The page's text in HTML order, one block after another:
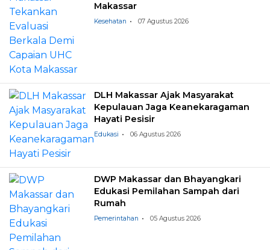
Makassar
Kesehatan 07 Agustus 2026
DLH Makassar Ajak Masyarakat
Kepulauan Jaga Keanekaragaman
Hayati Pesisir
Edukasi 06 Agustus 2026
DWP Makassar dan Bhayangkari
Edukasi Pemilahan Sampah dari
Rumah
Pemerintahan 05 Agustus 2026